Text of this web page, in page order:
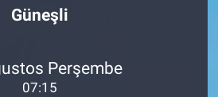
Güneşli
Perşembe
07:15